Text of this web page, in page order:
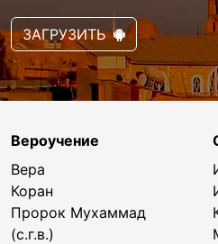
ЗАГРУЗИТЬ
Вероучение
Вера
Коран
Пророк Мухаммад
(с.г.в.)